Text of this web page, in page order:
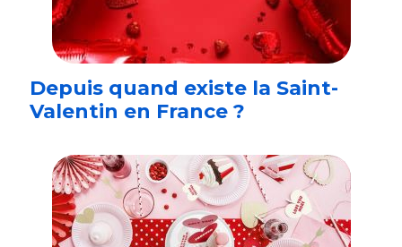
Depuis quand existe la Saint-
Valentin en France ?